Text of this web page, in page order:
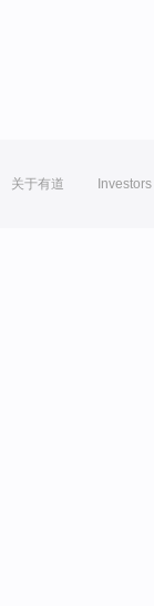
关于有道 Investors